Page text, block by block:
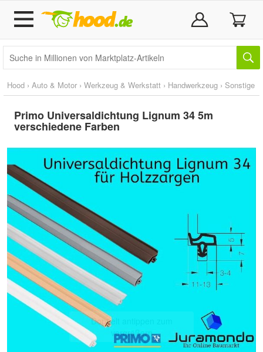
Hood › Auto & Motor › Werkzeug & Werkstatt › Handwerkzeug › Sonstige
Primo Universaldichtung Lignum 34 5m
verschiedene Farben
Doppelt antippen zum
vergrößern